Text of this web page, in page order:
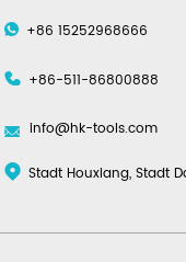
+86 15252968666
+86-511-86800888
info@hk-tools.com
Stadt Houxiang, Stadt